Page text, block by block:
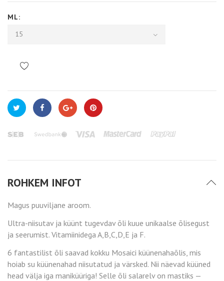
ML:
15
ROHKEM INFOT
Magus puuviljane aroom.
Ultra-niisutav ja küünt tugevdav õli kuue unikaalse õlisegust
ja seerumist. Vitamiinidega A,B,C,D,E ja F.
6 fantastilist õli saavad kokku Mosaici küünenahaõlis, mis
hoiab su küünenahad niisutatud ja värsked. Nii näevad küüned
head välja iga maniküüriga! Selle õli salarelv on mastiks —